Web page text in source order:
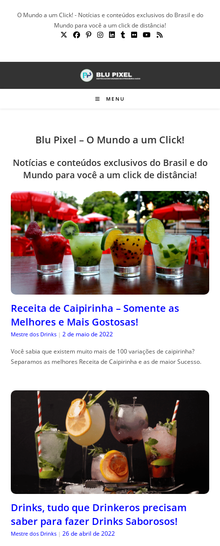
O Mundo a um Click! - Notícias e conteúdos exclusivos do Brasil e do
Mundo para você a um click de distância!
MENU
Blu Pixel – O Mundo a um Click!
Notícias e conteúdos exclusivos do Brasil e do
Mundo para você a um click de distância!
Receita de Caipirinha – Somente as
Melhores e Mais Gostosas!
Mestre dos Drinks | 2 de maio de 2022
Você sabia que existem muito mais de 100 variações de caipirinha?
Separamos as melhores Receita de Caipirinha e as de maior Sucesso.
Drinks, tudo que Drinkeros precisam
saber para fazer Drinks Saborosos!
Mestre dos Drinks | 26 de abril de 2022